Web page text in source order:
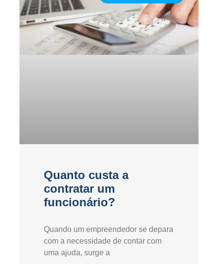
Quanto custa a
contratar um
funcionário?
Quando um empreendedor se depara
com a necessidade de contar com
uma ajuda, surge a